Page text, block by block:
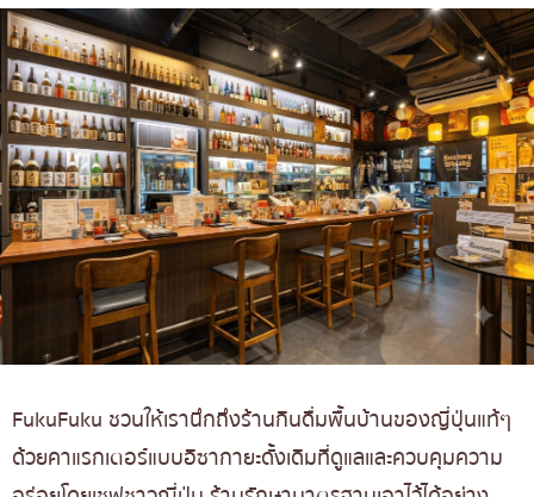
FukuFuku ชวนให้เรานึกถึงร้านกินดื่มพื้นบ้านของญี่ปุ่นแท้ๆ
ด้วยคาแรกเตอร์แบบอิซากายะดั้งเดิมที่ดูแลและควบคุมความ